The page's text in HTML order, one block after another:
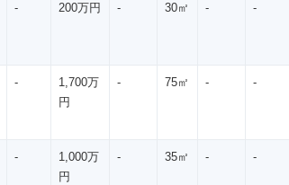
- 200万円 - 30㎡ - -
-
1,700万
円
- 75㎡ - -
-
1,000万
円
- 35㎡ - -